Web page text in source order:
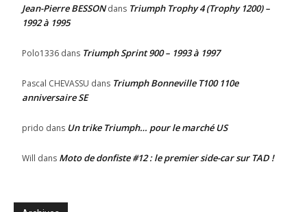
Jean-Pierre BESSONdans Triumph Trophy 4 (Trophy 1200) –
1992 à 1995
Polo1336 dans Triumph Sprint 900 – 1993 à 1997
Pascal CHEVASSU dans Triumph Bonneville T100 110e
anniversaire SE
prido dans Un trike Triumph… pour le marché US
Will dans Moto de donfiste #12 : le premier side-car sur TAD !